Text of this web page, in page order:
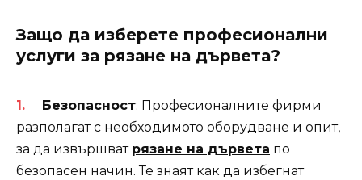
Защо да изберете професионални
услуги за рязане на дървета?
Безопасност: Професионалните фирми
разполагат с необходимото оборудване и опит,
за да извършват рязане на дървета по
безопасен начин. Те знаят как да избегнат